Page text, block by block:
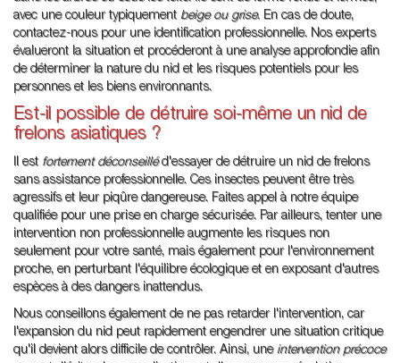
avec une couleur typiquement beige ou grise. En cas de doute,
contactez-nous pour une identification professionnelle. Nos experts
évalueront la situation et procéderont à une analyse approfondie afin
de déterminer la nature du nid et les risques potentiels pour les
personnes et les biens environnants.
Est-il possible de détruire soi-même un nid de
frelons asiatiques ?
Il est fortement déconseilléd'essayer de détruire un nid de frelons
sans assistance professionnelle. Ces insectes peuvent être très
agressifs et leur piqûre dangereuse. Faites appel à notre équipe
qualifiée pour une prise en charge sécurisée. Par ailleurs, tenter une
intervention non professionnelle augmente les risques non
seulement pour votre santé, mais également pour l'environnement
proche, en perturbant l'équilibre écologique et en exposant d'autres
espèces à des dangers inattendus.
Nous conseillons également de ne pas retarder l'intervention, car
l'expansion du nid peut rapidement engendrer une situation critique
qu'il devient alors difficile de contrôler. Ainsi, une intervention précoce